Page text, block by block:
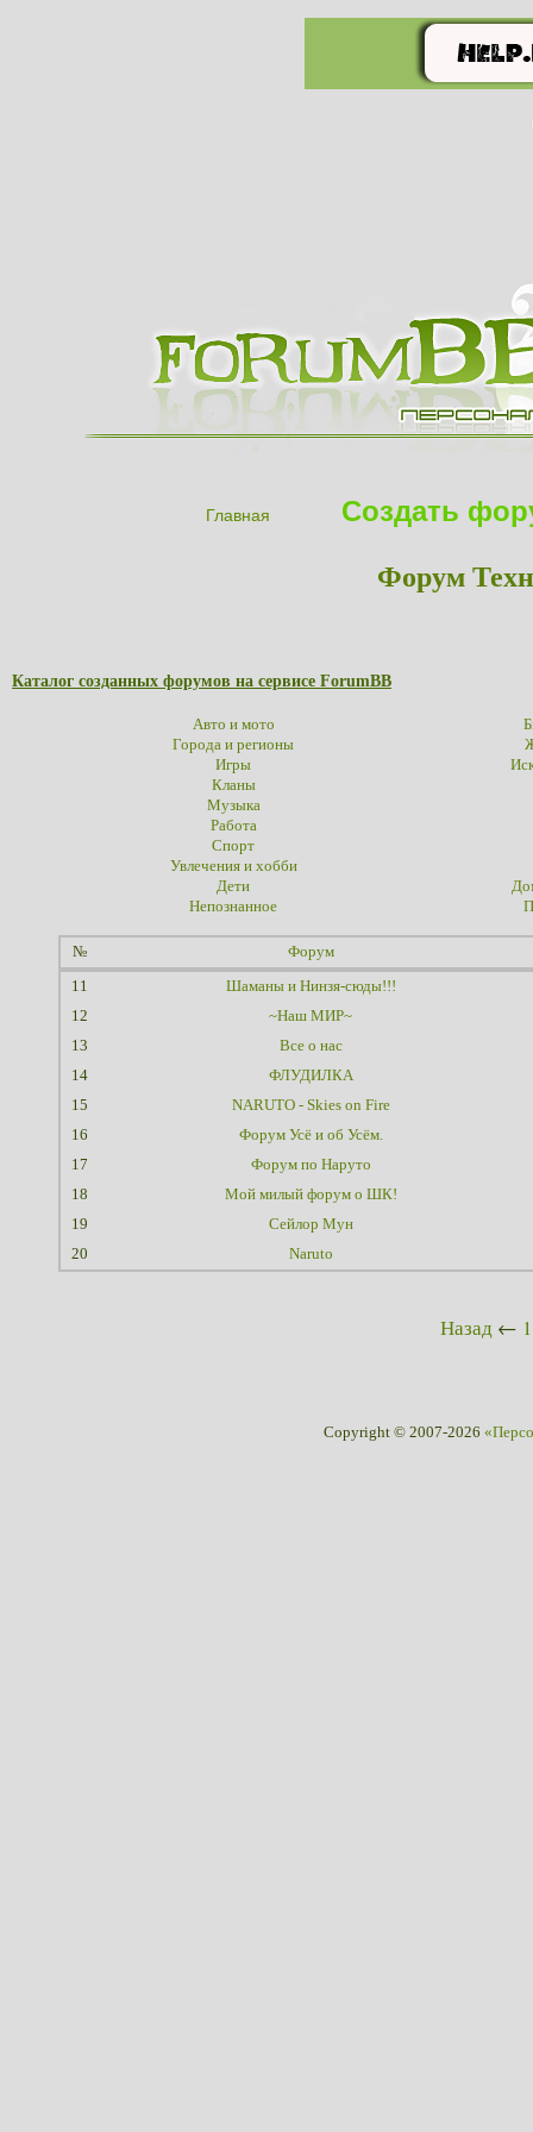
Главная Создать
Форум
Каталог созданных форумов на сервисе ForumBB
Авто и мото
Города и регионы
Игры
Кланы
Музыка
Работа
Спорт
Увлечения и хобби
Дети
Непознанное
№ Форум
11
Шаманы и Нинзя-сюды!!!
12
~Наш МИР~
13
Все о нас
14
ФЛУДИЛКА
15
NARUTO - Skies on Fire
16
Форум Усё и об Усём.
17
Форум по Наруто
18
Мой милый форум о ШК!
19
Сейлор Мун
20
Naruto
Назад ← 1
Copyright © 2007-2026